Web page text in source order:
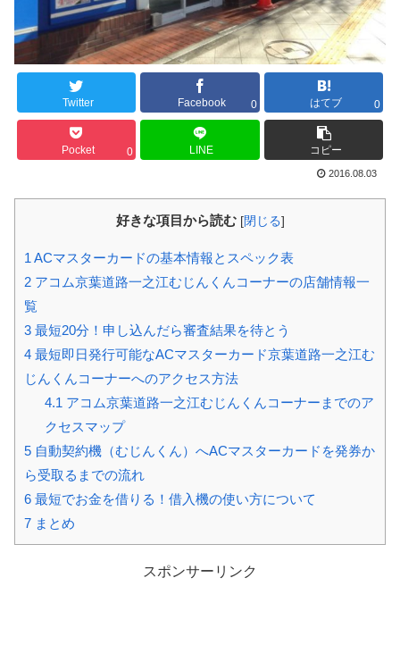
Twitter Facebook 0 はてブ 0
Pocket 0 LINE コピー
2016.08.03
好きな項目から読む [閉じる]
1 ACマスターカードの基本情報とスペック表
2 アコム京葉道路一之江むじんくんコーナーの店舗情報一
覧
3 最短20分！申し込んだら審査結果を待とう
4 最短即日発行可能なACマスターカード京葉道路一之江む
じんくんコーナーへのアクセス方法
4.1 アコム京葉道路一之江むじんくんコーナーまでのア
クセスマップ
5 自動契約機（むじんくん）へACマスターカードを発券か
ら受取るまでの流れ
6 最短でお金を借りる！借入機の使い方について
7 まとめ
スポンサーリンク